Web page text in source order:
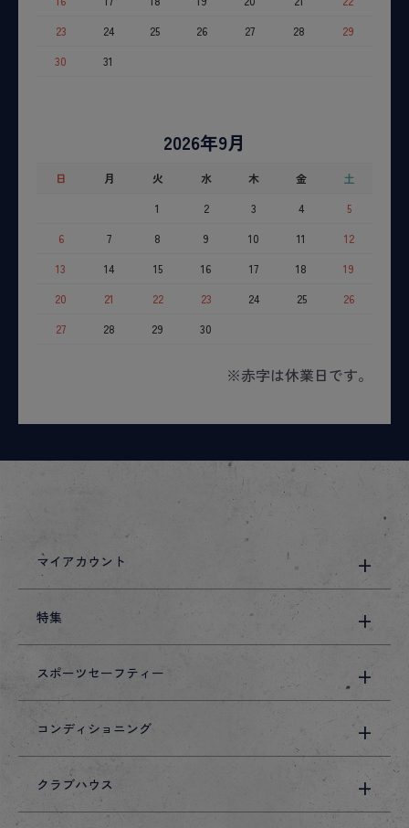
23
24 25 26 27 28
29
30
31
2026年9月
日 月 火 水 木 金
土
1
2 3 4
5
6
7 8 9 10 11
12
13
14 15 16 17 18
19
20
21 22 23 24 25
26
27
28 29 30
※赤字は休業日です。
マイアカウント
特集
スポーツセーフティー
コンディショニング
クラブハウス